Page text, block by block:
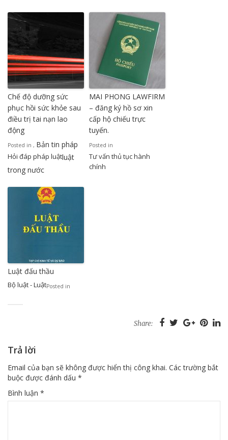
Chế độ dưỡng sức
phục hồi sức khỏe sau
điều trị tai nạn lao
động
Posted in
Hỏi đáp pháp luật
, Bản tin pháp
luật
trong nước
MAI PHONG LAWFIRM
– đăng ký hồ sơ xin
cấp hộ chiếu trực
tuyến.
Posted in
Tư vấn thủ tục hành
chính
Luật đấu thầu
Posted in
Bộ luật - Luật
Share:
Trả lời
Email của bạn sẽ không được hiển thị công khai. Các trường bắt
buộc được đánh dấu *
Bình luận *